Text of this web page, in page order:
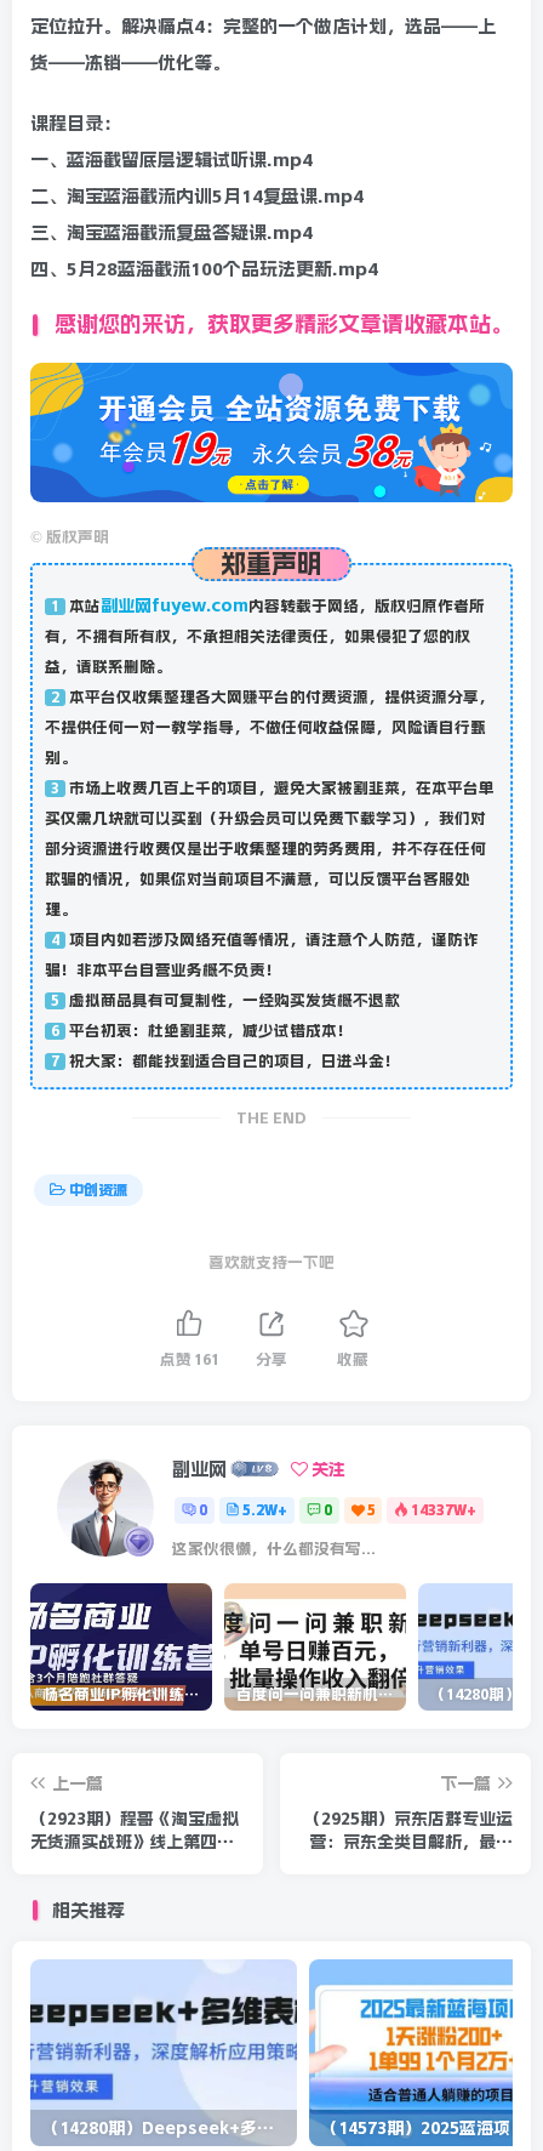
定位拉升。解决痛点4：完整的一个做店计划，选品——上
货——冻销——优化等。
课程目录：
一、蓝海截留底层逻辑试听课.mp4
二、淘宝蓝海截流内训5月14复盘课.mp4
三、淘宝蓝海截流复盘答疑课.mp4
四、5月28蓝海截流100个品玩法更新.mp4
感谢您的来访，获取更多精彩文章请收藏本站。
© 版权声明
郑重声明
1 本站副业网fuyew.com内容转载于网络，版权归原作者所
有，不拥有所有权，不承担相关法律责任，如果侵犯了您的权
益，请联系删除。
2 本平台仅收集整理各大网赚平台的付费资源，提供资源分享，
不提供任何一对一教学指导，不做任何收益保障，风险请自行甄
别。
3 市场上收费几百上千的项目，避免大家被割韭菜，在本平台单
买仅需几块就可以买到（升级会员可以免费下载学习），我们对
部分资源进行收费仅是出于收集整理的劳务费用，并不存在任何
欺骗的情况，如果你对当前项目不满意，可以反馈平台客服处
理。
4 项目内如若涉及网络充值等情况，请注意个人防范，谨防诈
骗！非本平台自营业务概不负责！
5 虚拟商品具有可复制性，一经购买发货概不退款
6 平台初衷：杜绝割韭菜，减少试错成本！
7 祝大家：都能找到适合自己的项目，日进斗金！
THE END
中创资源
喜欢就支持一下吧
点赞 161 分享 收藏
副业网 关注
0 5.2W+ 0 5 14337W+
这家伙很懒，什么都没有写...
杨名商业IP孵化训练营，从商业到内容到转化一站式学 价值5980元 百度问一问兼职新机遇，单号日赚百元，批量操作收入翻倍
上一篇
（2923期）程哥《淘宝虚拟
无货源实战班》线上第四
下一篇
（2925期）京东店群专业运
营：京东全类目解析，最新
相关推荐
（14280期）Deepseek+多维表格，银行营销新利器，深度解析应用策略，提升营销效果